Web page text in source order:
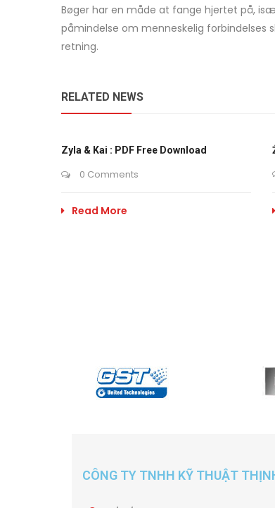
Bøger har en måde at fange hjertet på,
påmindelse om menneskelig forbindelses
retning.
RELATED NEWS
Zyla & Kai : PDF Free Download
0 Comments
Read More
CÔNG TY TNHH KỸ THUẬT